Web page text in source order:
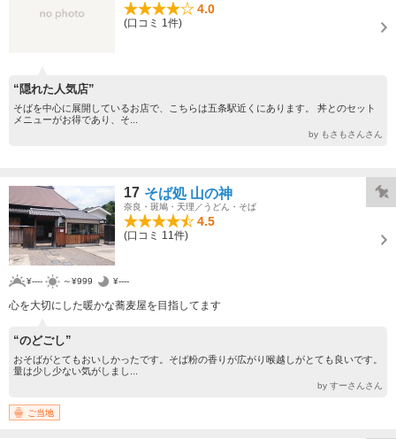
4.0
(口コミ 1件)
“隠れた人気店”
そばを中心に展開しているお店で、こちらは五条駅近くにあります。 丼とのセット
メニューがお得であり、そ...
by もさもさんさん
17 そば処 山の神
奈良・斑鳩・天理／うどん・そば
4.5
(口コミ 11件)
¥---- ～¥999 ¥----
心を大切にした暖かな蕎麦屋を目指してます
“のどごし”
おそばがとてもおいしかったです。そば粉の香りが広がり喉越しがとても良いです。
量は少し少ない気がしまし...
by すーさんさん
ご当地